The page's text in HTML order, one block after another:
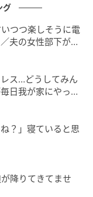
ばならない」と
徹底したこだわ
かりでした。
、濃密すぎるエ
みなツッコミと
観客のリアクシ
ソードへと昇
〜Produced by
グ
つつ楽しそうに電
夫の女性部下が気
ス…どうしてみん
日我が家にやって
？」寝ていると思
降りてきてませ